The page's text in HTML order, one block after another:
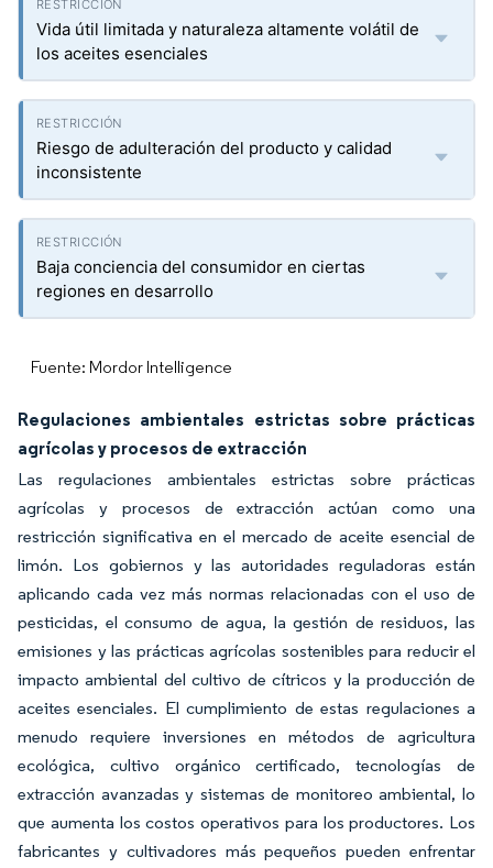
Vida útil limitada y naturaleza altamente volátil de
los aceites esenciales
Riesgo de adulteración del producto y calidad
inconsistente
Baja conciencia del consumidor en ciertas
regiones en desarrollo
Fuente: Mordor Intelligence
Regulaciones ambientales estrictas sobre prácticas
agrícolas y procesos de extracción
Las regulaciones ambientales estrictas sobre prácticas
agrícolas y procesos de extracción actúan como una
restricción significativa en el mercado de aceite esencial de
limón. Los gobiernos y las autoridades reguladoras están
aplicando cada vez más normas relacionadas con el uso de
pesticidas, el consumo de agua, la gestión de residuos, las
emisiones y las prácticas agrícolas sostenibles para reducir el
impacto ambiental del cultivo de cítricos y la producción de
aceites esenciales. El cumplimiento de estas regulaciones a
menudo requiere inversiones en métodos de agricultura
ecológica, cultivo orgánico certificado, tecnologías de
extracción avanzadas y sistemas de monitoreo ambiental, lo
que aumenta los costos operativos para los productores. Los
fabricantes y cultivadores más pequeños pueden enfrentar